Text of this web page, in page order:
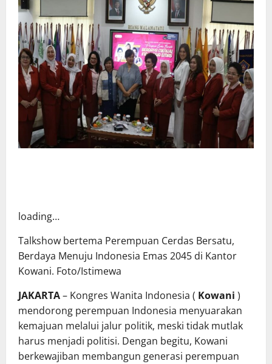
loading…
Talkshow bertema Perempuan Cerdas Bersatu,
Berdaya Menuju Indonesia Emas 2045 di Kantor
Kowani. Foto/Istimewa
JAKARTA– Kongres Wanita Indonesia ( Kowani )
mendorong perempuan Indonesia menyuarakan
kemajuan melalui jalur politik, meski tidak mutlak
harus menjadi politisi. Dengan begitu, Kowani
berkewajiban membangun generasi perempuan